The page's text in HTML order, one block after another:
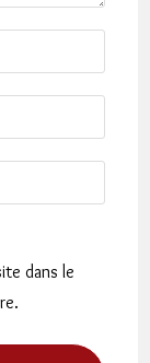
dans le